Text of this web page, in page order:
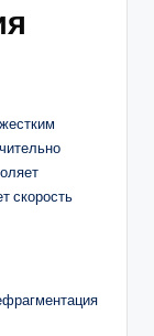
скорость